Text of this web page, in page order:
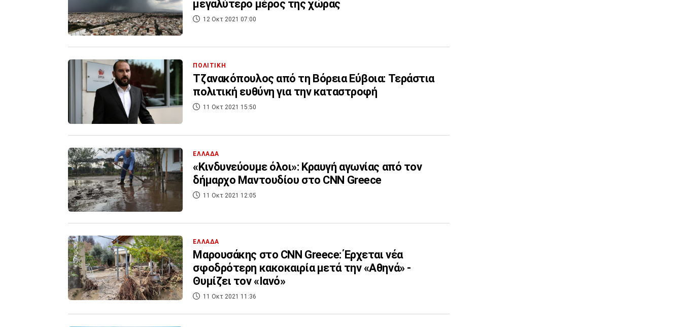
μεγαλύτερο μέρος της χώρας
12 Οκτ 2021 07:00
ΠΟΛΙΤΙΚΗ
Τζανακόπουλος από τη Βόρεια Εύβοια: Τεράστια
πολιτική ευθύνη για την καταστροφή
11 Οκτ 2021 15:50
ΕΛΛΑΔΑ
«Κινδυνεύουμε όλοι»: Κραυγή αγωνίας από τον
δήμαρχο Μαντουδίου στο CNN Greece
11 Οκτ 2021 12:05
ΕΛΛΑΔΑ
Μαρουσάκης στο CNN Greece: Έρχεται νέα
σφοδρότερη κακοκαιρία μετά την «Αθηνά» -
Θυμίζει τον «Ιανό»
11 Οκτ 2021 11:36